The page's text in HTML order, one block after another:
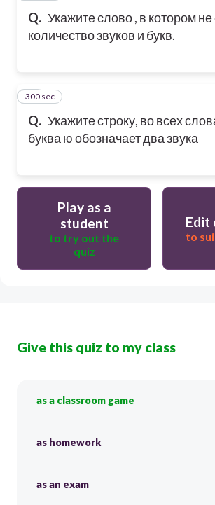
Q. Укажите слово , в котором
количество звуков и букв.
Q. Укажите строку, во всех
буква ю обозначает два звука
12
300 sec
Play as a
student
to try out the
quiz
Edit
to
Give this quiz to my class
as a classroom game
as homework
as an exam